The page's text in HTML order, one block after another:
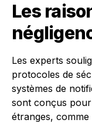
Les
Les experts
protocoles de
systèmes de
sont conçus pour
étranges,